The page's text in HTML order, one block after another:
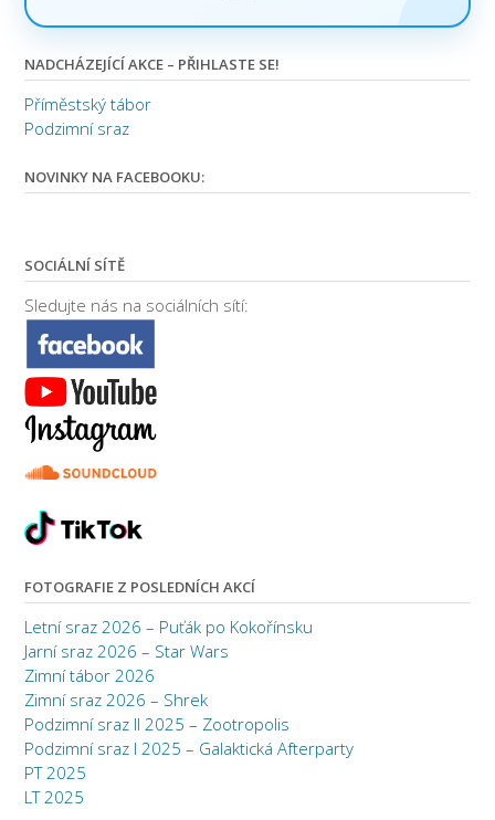
Catch Game
Koupaliště II.
11. den
Kleopatra II.
10. den
Kleopatra
9. den
Plnovous
7. den
Koupaliště
6. den
Konstantinopol II.
5. den
Konstantinopol
NADCHÁZEJÍCÍ AKCE – PŘIHLASTE SE!
Příměstský tábor
Podzimní sraz
NOVINKY NA FACEBOOKU:
SOCIÁLNÍ SÍTĚ
Sledujte nás na sociálních sítí:
FOTOGRAFIE Z POSLEDNÍCH AKCÍ
Letní sraz 2026 – Puťák po Kokořínsku
Jarní sraz 2026 – Star Wars
Zimní tábor 2026
Zimní sraz 2026 – Shrek
Podzimní sraz II 2025 – Zootropolis
Podzimní sraz I 2025 – Galaktická Afterparty
PT 2025
LT 2025